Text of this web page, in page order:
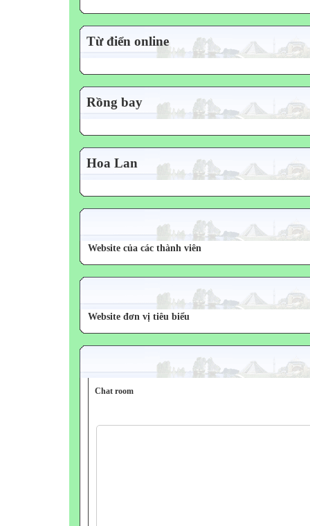
Từ điển online
Rồng bay
Hoa Lan
Website của các thành viên
Website đơn vị tiêu biểu
Chat room